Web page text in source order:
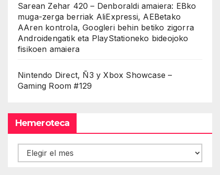
Sarean Zehar 420 – Denboraldi amaiera: EBko
muga-zerga berriak AliExpressi, AEBetako
AAren kontrola, Googleri behin betiko zigorra
Androidengatik eta PlayStationeko bideojoko
fisikoen amaiera
Nintendo Direct, Ñ3 y Xbox Showcase –
Gaming Room #129
Hemeroteca
Hemeroteca